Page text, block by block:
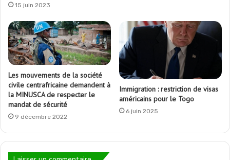
15 juin 2023
Les mouvements de la société
civile centrafricaine demandent à
la MINUSCA de respecter le
mandat de sécurité
9 décembre 2022
Immigration : restriction de visas
américains pour le Togo
6 juin 2025